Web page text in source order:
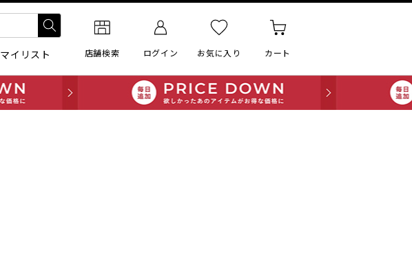
マイリスト 店舗検索 ログイン お気に入り カート